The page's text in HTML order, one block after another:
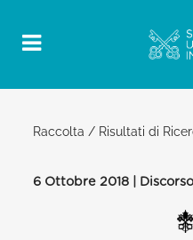
Raccolta / Risultati di
6 Ottobre 2018 |